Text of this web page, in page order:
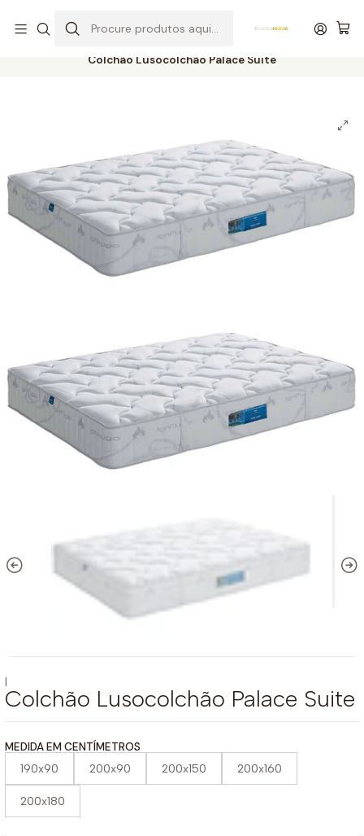
Colchão Lusocolchão Palace Suite
|
Colchão Lusocolchão Palace Suite
MEDIDA EM CENTÍMETROS
190x90 200x90 200x150 200x160
200x180